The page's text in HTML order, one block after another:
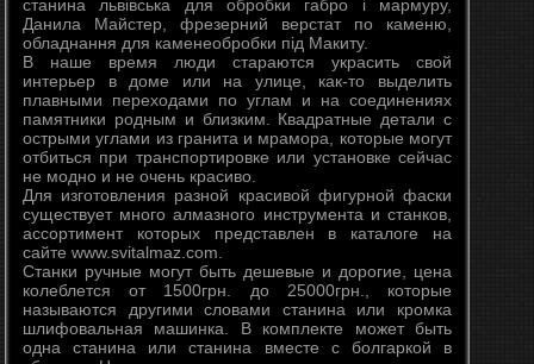
станина львівська для обробки габро і мармуру,
Данила Майстер, фрезерний верстат по каменю,
обладнання для каменеобробки під Макиту.
В наше время люди стараются украсить свой
интерьер в доме или на улице, как-то выделить
плавными переходами по углам и на соединениях
памятники родным и близким. Квадратные детали с
острыми углами из гранита и мрамора, которые могут
отбиться при транспортировке или установке сейчас
не модно и не очень красиво.
Для изготовления разной красивой фигурной фаски
существует много алмазного инструмента и станков,
ассортимент которых представлен в каталоге на
сайте www.svitalmaz.com.
Станки ручные могут быть дешевые и дорогие, цена
колеблется от 1500грн. до 25000грн., которые
называются другими словами станина или кромка
шлифовальная машинка. В комплекте может быть
одна станина или станина вместе с болгаркой в